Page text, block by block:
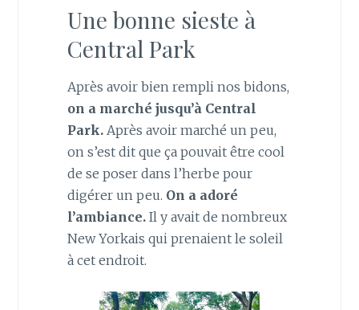
Une bonne sieste à
Central Park
Après avoir bien rempli nos bidons,
on a marché jusqu’à Central
Park.Après avoir marché un peu,
on s’est dit que ça pouvait être cool
de se poser dans l’herbe pour
digérer un peu. On a adoré
l’ambiance.Il y avait de nombreux
New Yorkais qui prenaient le soleil
à cet endroit.